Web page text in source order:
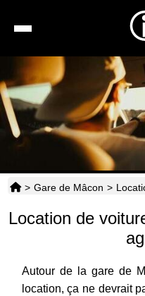
> Gare de Mâcon >
Location de
Autour de la gare de
location, ça ne devrait